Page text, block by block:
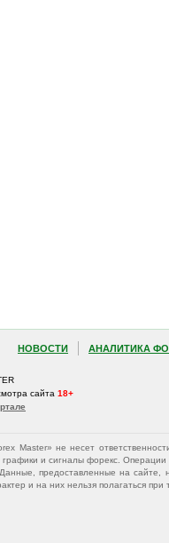
НОВОСТИ АНАЛИТИКА
сайта 18+
Master» не несет
графики и сигналы форекс.
предоставленные на
и на них нельзя полагаться при